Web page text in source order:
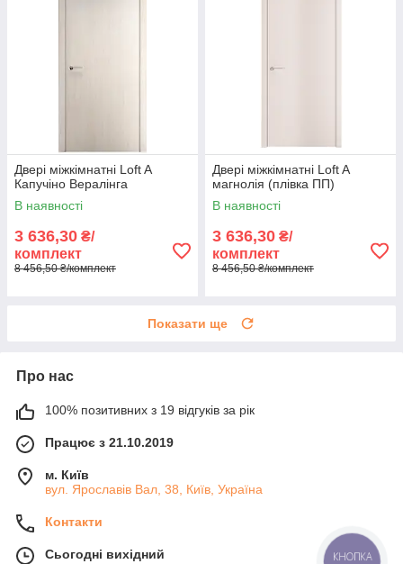
Двері міжкімнатні Loft A
Капучіно Вералінга
В наявності
3 636,30 ₴/
комплект
8 456,50 ₴/комплект
Двері міжкімнатні Loft A
магнолія (плівка ПП)
В наявності
3 636,30 ₴/
комплект
8 456,50 ₴/комплект
Показати ще
Про нас
100% позитивних з 19 відгуків за рік
Працює з 21.10.2019
м. Київ
вул. Ярославів Вал, 38, Київ, Україна
Контакти
Сьогодні вихідний
КНОПКА